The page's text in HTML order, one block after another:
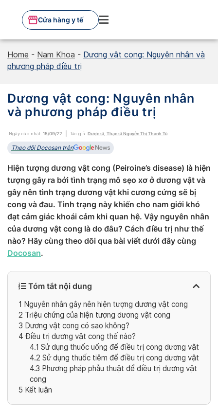
content
Cửa hàng y tế
Home - Nam Khoa - Dương vật cong: Nguyên nhân và
phương pháp điều trị
Dương vật cong: Nguyên nhân
và phương pháp điều trị
Ngày cập nhật: 15/09/22 Tác giả: Dược sĩ, Thạc sĩ Nguyễn Thị Thanh Tú
Theo dõi Docosan trên
Hiện tượng dương vật cong (Peiroine’s disease) là hiện
tượng gây ra bởi tình trạng mô sẹo xơ ở dương vật và
gây nên tình trạng dương vật khi cương cứng sẽ bị
cong và đau. Tình trạng này khiến cho nam giới khó
đạt cảm giác khoái cảm khi quan hệ. Vậy nguyên nhân
của dương vật cong là do đâu? Cách điều trị như thế
nào? Hãy cùng theo dõi qua bài viết dưới đây cùng
Docosan.
Tóm tắt nội dung
1 Nguyên nhân gây nên hiện tượng dương vật cong
2 Triệu chứng của hiện tượng dương vật cong
3 Dương vật cong có sao không?
4 Điều trị dương vật cong thế nào?
4.1 Sử dụng thuốc uống để điều trị cong dương vật
4.2 Sử dụng thuốc tiêm để điều trị cong dương vật
4.3 Phương pháp phẫu thuật để điều trị dương vật
cong
5 Kết luận